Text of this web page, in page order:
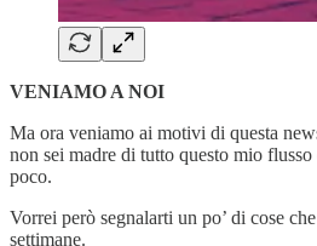
VENIAMO A NOI
Ma ora veniamo ai motivi di questa
non sei madre di tutto questo mio
poco.
Vorrei però segnalarti un po’ di cose
settimane.